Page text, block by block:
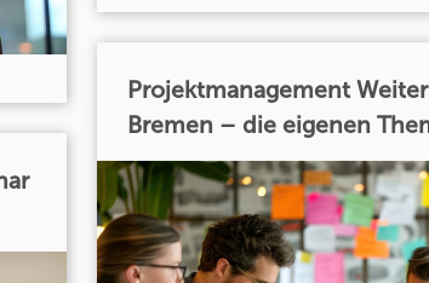
Projektmanagement
Bremen – die eigenen